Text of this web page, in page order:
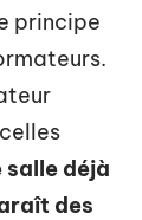
principe
salle déjà
des